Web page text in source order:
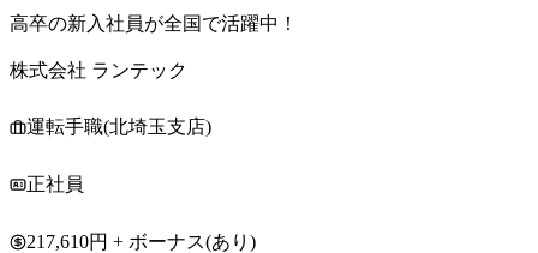
高卒の新入社員が全国で活躍中！
株式会社 ランテック
運転手職(北埼玉支店)
正社員
217,610円 + ボーナス(あり)